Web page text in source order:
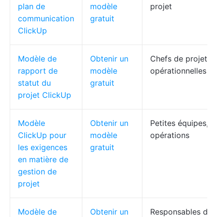
plan de
communication
ClickUp
modèle
gratuit
projet
Modèle de
rapport de
statut du
projet ClickUp
Obtenir un
modèle
gratuit
Chefs de projet,
opérationnelles
Modèle
ClickUp pour
les exigences
en matière de
gestion de
projet
Obtenir un
modèle
gratuit
Petites équipes,
opérations
Modèle de
Obtenir un
Responsables de